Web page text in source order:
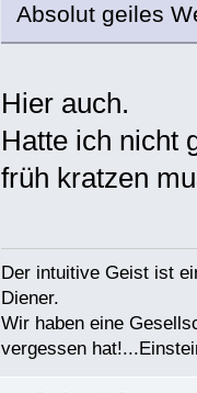
Absolut geiles
Hier auch.
Hatte ich nicht
früh kratzen
Der intuitive Geist ist
Diener.
Wir haben eine
vergessen